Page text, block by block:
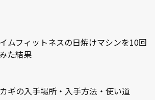
ムフィットネスの日焼けマシンを10回
た結果
ギの入手場所・入手方法・使い道